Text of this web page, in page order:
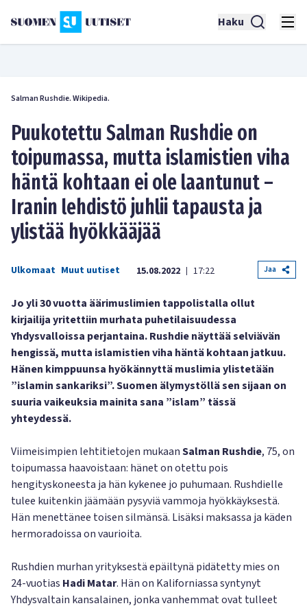
Haku
Salman Rushdie. Wikipedia.
Puukotettu Salman Rushdie on
toipumassa, mutta islamistien viha
häntä kohtaan ei ole laantunut –
Iranin lehdistö juhlii tapausta ja
ylistää hyökkääjää
Ulkomaat Muut uutiset 15.08.2022 | 17:22 Jaa
Jo yli 30 vuotta äärimuslimien tappolistalla ollut
kirjailija yritettiin murhata puhetilaisuudessa
Yhdysvalloissa perjantaina. Rushdie näyttää selviävän
hengissä, mutta islamistien viha häntä kohtaan jatkuu.
Hänen kimppuunsa hyökännyttä muslimia ylistetään
”islamin sankariksi”. Suomen älymystöllä sen sijaan on
suuria vaikeuksia mainita sana ”islam” tässä
yhteydessä.
Viimeisimpien lehtitietojen mukaanSalman Rushdie, 75, on
toipumassa haavoistaan: hänet on otettu pois
hengityskoneesta ja hän kykenee jo puhumaan. Rushdielle
tulee kuitenkin jäämään pysyviä vammoja hyökkäyksestä.
Hän menettänee toisen silmänsä. Lisäksi maksassa ja käden
hermoradoissa on vaurioita.
Rushdien murhan yrityksestä epäiltynä pidätetty mies on
24-vuotias Hadi Matar. Hän on Kaliforniassa syntynyt
Yhdysvaltain kansalainen, jonka vanhemmat ovat tulleet